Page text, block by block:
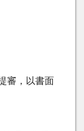
審，以書面